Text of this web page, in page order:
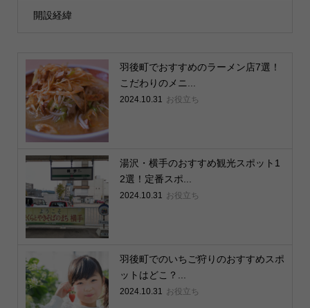
開設経緯
羽後町でおすすめのラーメン店7選！
こだわりのメニ...
2024.10.31 お役立ち
湯沢・横手のおすすめ観光スポット1
2選！定番スポ...
2024.10.31 お役立ち
羽後町でのいちご狩りのおすすめスポ
ットはどこ？...
2024.10.31 お役立ち